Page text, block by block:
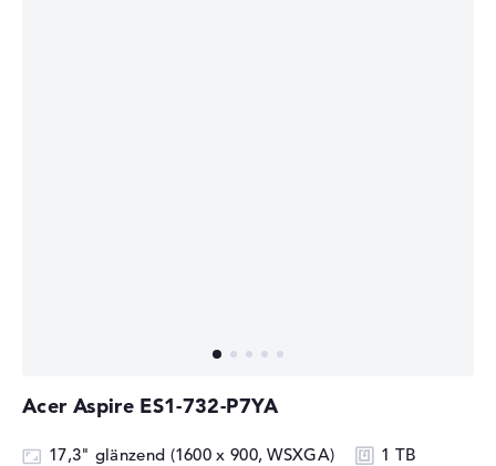
Acer Aspire ES1-732-P7YA
17,3" glänzend (1600 x 900, WSXGA)
1 TB